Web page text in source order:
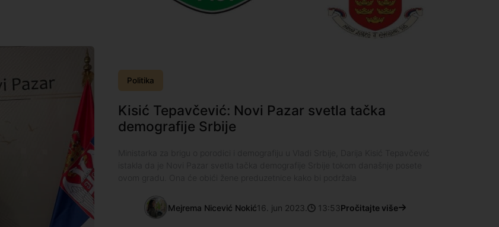
Politika
Kisić Tepavčević: Novi Pazar svetla tačka
demografije Srbije
Mejrema Nicević Nokić16. jun 2023. 13:53Pročitajte više